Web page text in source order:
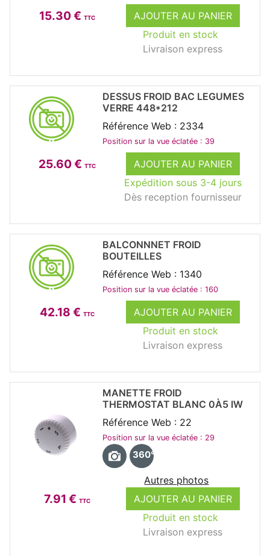
15.30 € TTC
AJOUTER AU PANIER
Produit en stock
Livraison express
25.60 € TTC
AJOUTER AU PANIER
Expédition sous 3-4 jours
Dès reception fournisseur
DESSUS FROID BAC LEGUMES
VERRE 448*212
Référence Web : 2334
Position sur la vue éclatée : 39
42.18 € TTC
AJOUTER AU PANIER
Produit en stock
Livraison express
BALCONNNET FROID
BOUTEILLES
Référence Web : 1340
Position sur la vue éclatée : 160
7.91 € TTC
AJOUTER AU PANIER
Produit en stock
Livraison express
MANETTE FROID
THERMOSTAT BLANC 0À5 IW
Référence Web : 22
Position sur la vue éclatée : 29
360°
Autres photos